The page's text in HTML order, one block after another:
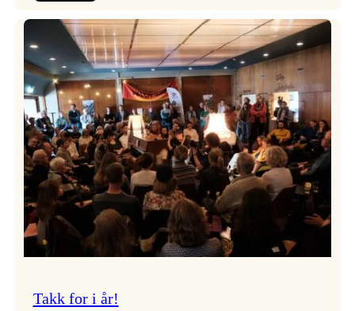
frå
Vossa
Jazz
om
endringar
i
administrasjonen
Takk for i år!